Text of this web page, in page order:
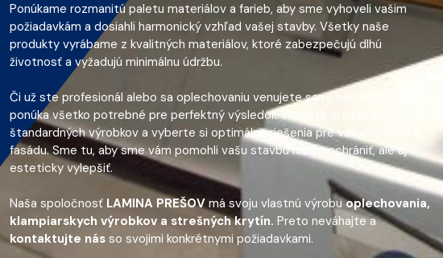
Ponúkame rozmanitú paletu materiálov a farieb, aby sme vyhoveli vašim
požiadavkám a dosiahli harmonický vzhľad vašej stavby. Všetky naše
produkty vyrábame z kvalitných materiálov, ktoré zabezpečujú dlhú
životnosť a vyžadujú minimálnu údržbu.
Či už ste profesionál alebo sa oplechovaniu venujete sami, náš eshop vám
ponúka všetko potrebné pre perfektný výsledok. Prezrite si našu ponuku
štandardných výrobkov a vyberte si optimálne riešenia pre vašu strechu a
fasádu. Sme tu, aby sme vám pomohli vašu stavbu nielen ochrániť, ale aj
esteticky vylepšiť.
Naša spoločnosť LAMINA PREŠOVmá svoju vlastnú výrobuoplechovania,
klampiarskych výrobkov a strešných krytín. Preto neváhajte a
kontaktujte nás so svojimi konkrétnymi požiadavkami.